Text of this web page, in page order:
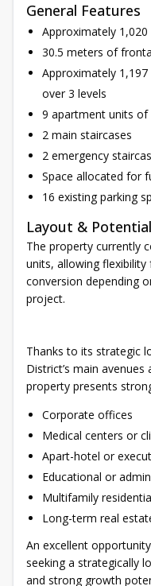
General Features
Approximately
30.5 meters of
Approximately
over 3 levels
9 apartment units of
2 main staircases
2 emergency
Space allocated for
16 existing parking
Layout & Potential
The property currently
units, allowing
conversion depending
project.
Thanks to its strategic
District’s main
property presents
Corporate offices
Medical centers or
Apart-hotel or
Educational or
Multifamily
Long-term real
An excellent
seeking a strategically
and strong growth